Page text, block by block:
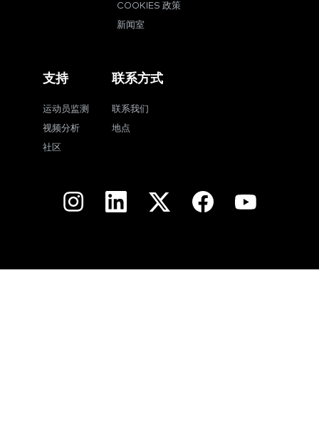
COOKIES 政策
新闻室
支持
运动员监测
视频分析
社区
联系方式
联系我们
地点